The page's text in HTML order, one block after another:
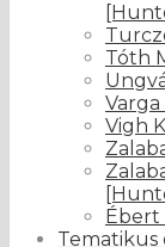
Tóth
Varga
Vigh
Ébert